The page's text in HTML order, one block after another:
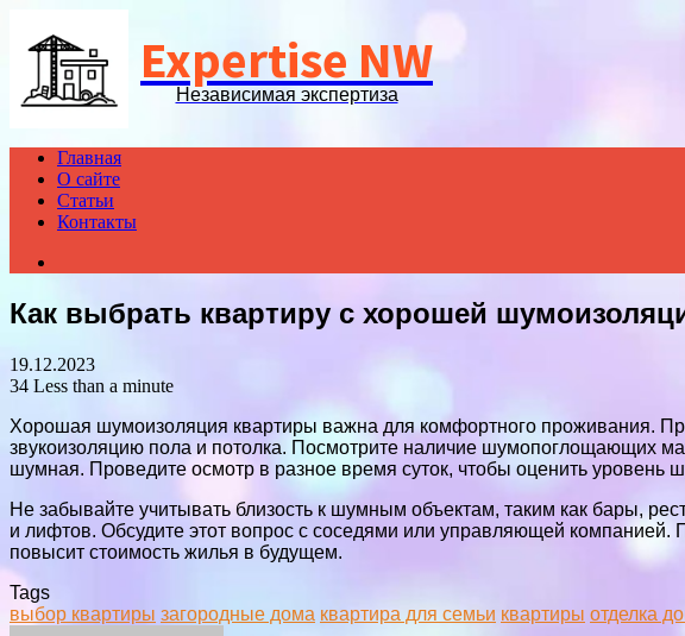
Expertise NW
Независимая экспертиза
Главная
О сайте
Статьи
Контакты
Как выбрать квартиру с хорошей
19.12.2023
34 Less than a minute
Хорошая шумоизоляция квартиры важна для комфортного проживания.
звукоизоляцию пола и потолка. Посмотрите наличие шумопоглощающих
шумная. Проведите осмотр в разное время суток, чтобы оценить уровень
Не забывайте учитывать близость к шумным объектам, таким как бары,
и лифтов. Обсудите этот вопрос с соседями или управляющей
повысит стоимость жилья в будущем.
Tags
выбор квартиры загородные дома квартира для семьи квартиры отделка